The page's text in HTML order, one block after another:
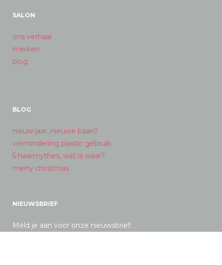
SALON
ons verhaal
merken
blog
BLOG
nieuw jaar, nieuwe baan?
vermindering plastic gebruik
5 haarmythes, wat is waar?
merry christmas
NIEUWSBRIEF
Meld je aan voor onze nieuwsbrief: